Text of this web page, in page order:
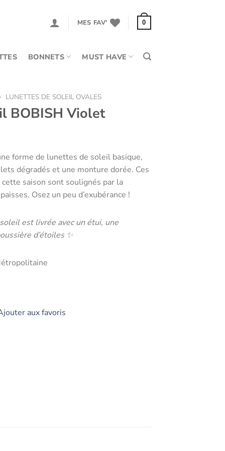
MES FAV' 0
BONNETS MUST HAVE
LUNETTES DE SOLEIL OVALES
BOBISH Violet
forme de lunettes de soleil basique,
dégradés et une monture dorée. Ces
saison sont soulignés par la
Osez un peu d’exubérance !
est livrée avec un étui, une
d’étoiles ✨
aux favoris